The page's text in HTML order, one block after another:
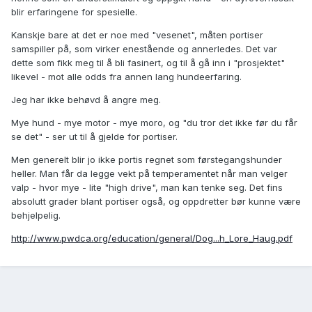
blir erfaringene for spesielle.
Kanskje bare at det er noe med "vesenet", måten portiser
samspiller på, som virker enestående og annerledes. Det var
dette som fikk meg til å bli fasinert, og til å gå inn i "prosjektet"
likevel - mot alle odds fra annen lang hundeerfaring.
Jeg har ikke behøvd å angre meg.
Mye hund - mye motor - mye moro, og "du tror det ikke før du får
se det" - ser ut til å gjelde for portiser.
Men generelt blir jo ikke portis regnet som førstegangshunder
heller. Man får da legge vekt på temperamentet når man velger
valp - hvor mye - lite "high drive", man kan tenke seg. Det fins
absolutt grader blant portiser også, og oppdretter bør kunne være
behjelpelig.
http://www.pwdca.org/education/general/Dog...h_Lore_Haug.pdf